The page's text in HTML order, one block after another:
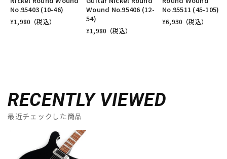
No.95403 (10-46)
¥1,980 （税込）
Wound No.95406 (12-
54)
¥1,980 （税込）
No.95511 (45-105)
¥6,930 （税込）
RECENTLY VIEWED
最近チェックした商品